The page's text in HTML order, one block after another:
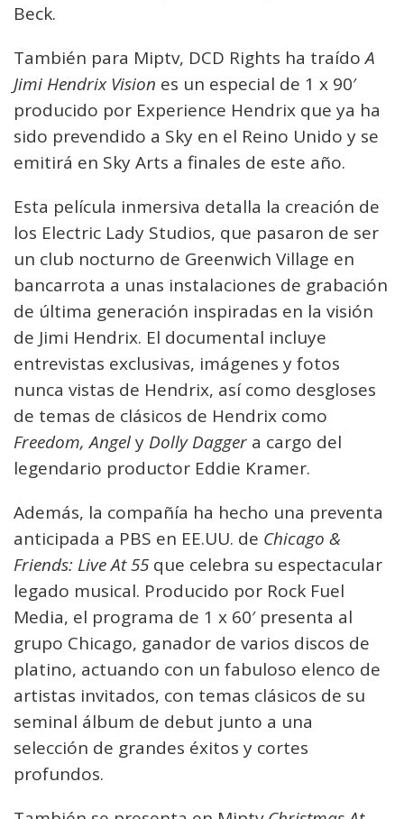
Beck.
También para Miptv, DCD Rights ha traídoA
Jimi Hendrix Vision es un especial de 1 x 90′
producido por Experience Hendrix que ya ha
sido prevendido a Sky en el Reino Unido y se
emitirá en Sky Arts a finales de este año.
Esta película inmersiva detalla la creación de
los Electric Lady Studios, que pasaron de ser
un club nocturno de Greenwich Village en
bancarrota a unas instalaciones de grabación
de última generación inspiradas en la visión
de Jimi Hendrix. El documental incluye
entrevistas exclusivas, imágenes y fotos
nunca vistas de Hendrix, así como desgloses
de temas de clásicos de Hendrix como
Freedom, Angely Dolly Dagger a cargo del
legendario productor Eddie Kramer.
Además, la compañía ha hecho una preventa
anticipada a PBS en EE.UU. de Chicago &
Friends: Live At 55 que celebra su espectacular
legado musical. Producido por Rock Fuel
Media, el programa de 1 x 60′ presenta al
grupo Chicago, ganador de varios discos de
platino, actuando con un fabuloso elenco de
artistas invitados, con temas clásicos de su
seminal álbum de debut junto a una
selección de grandes éxitos y cortes
profundos.